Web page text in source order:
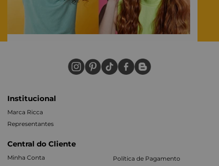
Institucional
Marca Ricca
Representantes
Central do Cliente
Minha Conta
Política de Pagamento